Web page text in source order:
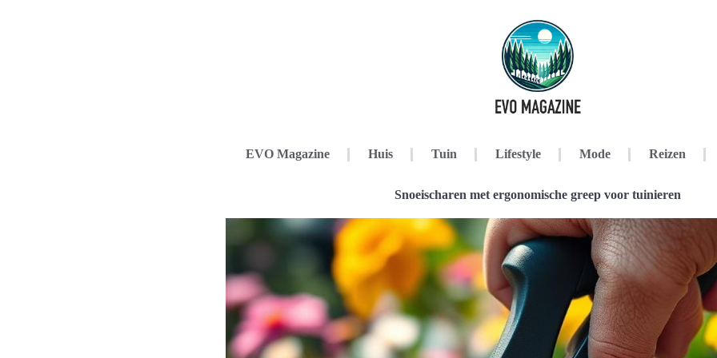
EVO Magazine Huis Tuin Lifestyle Mode Reizen
Snoeischaren met ergonomische greep voor tuinieren